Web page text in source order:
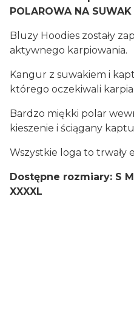
POLAROWA NA SUWAK
Bluzy Hoodies zostały
aktywnego karpiowania.
Kangur z suwakiem i
którego oczekiwali
Bardzo miękki polar
kieszenie i ściągany
Wszystkie loga to trwały
Dostępne rozmiary: S
XXXXL